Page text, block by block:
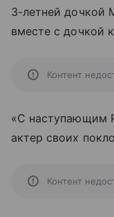
3-летней дочкой
вместе с дочкой
Контент
«С наступающим
актер своих
Контент